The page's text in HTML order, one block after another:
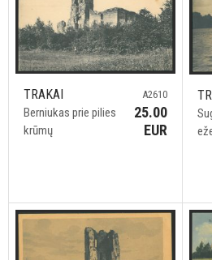
TRAKAI
Berniukas prie pilies
krūmų
A2610
25.00
EUR